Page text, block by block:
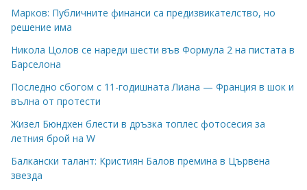
Марков: Публичните финанси са предизвикателство, но
решение има
Никола Цолов се нареди шести във Формула 2 на пистата в
Барселона
Последно сбогом с 11-годишната Лиана — Франция в шок и
вълна от протести
Жизел Бюндхен блести в дръзка топлес фотосесия за
летния брой на W
Балкански талант: Кристиян Балов премина в Цървена
звезда